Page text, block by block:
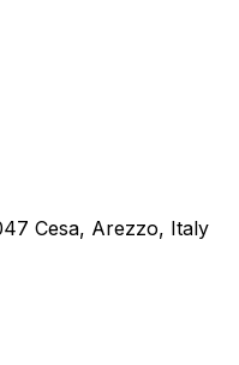
Cesa, Arezzo, Italy